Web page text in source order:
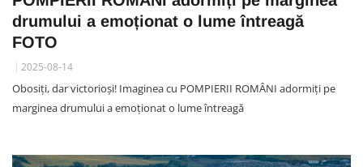
drumului a emoționat o lume întreagă
FOTO
2025-08-14
Obosiți, dar victorioși! Imaginea cu POMPIERII ROMÂNI adormiți pe
marginea drumului a emoționat o lume întreagă